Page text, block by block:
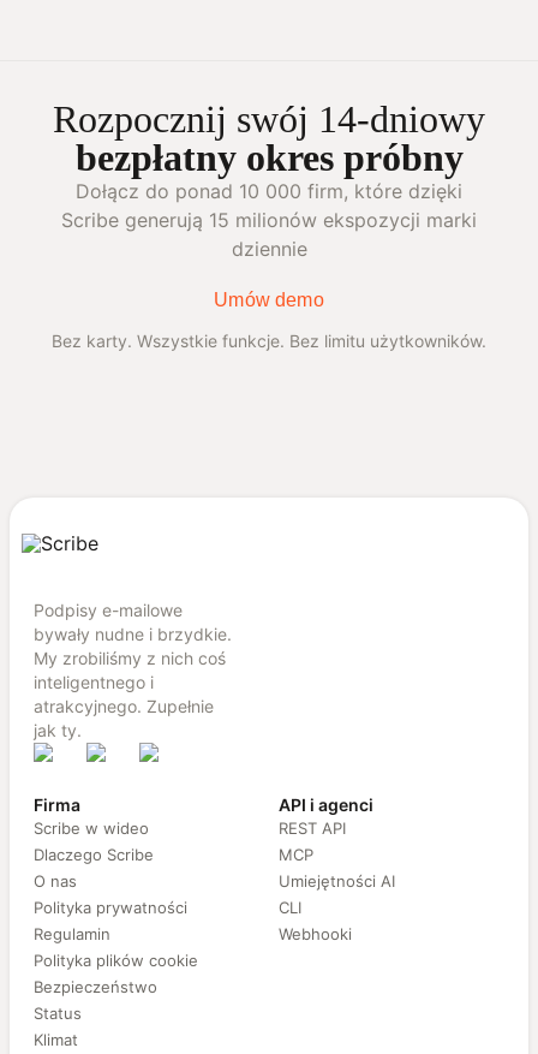
Rozpocznij swój 14-dniowy
bezpłatny okres próbny
Dołącz do ponad 10 000 firm, które dzięki
Scribe generują 15 milionów ekspozycji marki
dziennie
Umów demo
Bez karty. Wszystkie funkcje. Bez limitu użytkowników.
Podpisy e-mailowe
bywały nudne i brzydkie.
My zrobiliśmy z nich coś
inteligentnego i
atrakcyjnego. Zupełnie
jak ty.
Firma
Scribe w wideo
Dlaczego Scribe
O nas
Polityka prywatności
Regulamin
Polityka plików cookie
Bezpieczeństwo
Status
Klimat
API i agenci
REST API
MCP
Umiejętności AI
CLI
Webhooki